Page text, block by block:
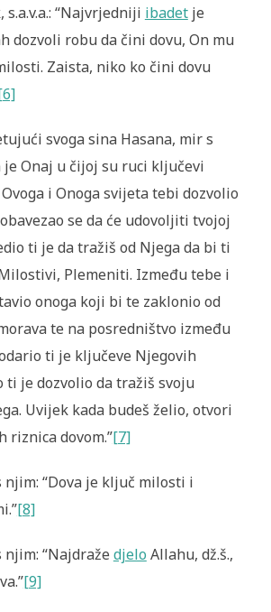
“Najvrjedniji ibadetje
dozvoli robu da čini dovu, On mu
Zaista, niko ko čini dovu
svoga sina Hasana, mir s
je Onaj u čijoj su ruci ključevi
i Onoga svijeta tebi dozvolio
se da će udovoljiti tvojoj
ti je da tražiš od Njega da bi ti
Plemeniti. Između tebe i
onoga koji bi te zaklonio od
te na posredništvo između
ti je ključeve Njegovih
ti je dozvolio da tražiš svoju
Uvijek kada budeš želio, otvori
riznica dovom.”[7]
njim: “Dova je ključ milosti i
[8]
“Najdraže djelo Allahu, dž.š.,
[9]